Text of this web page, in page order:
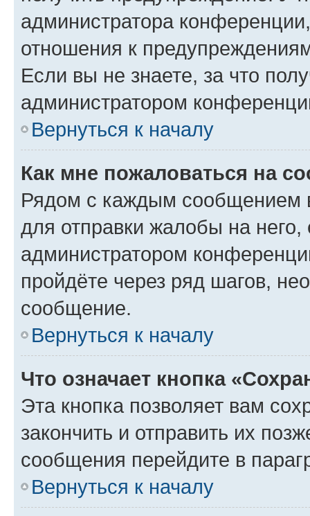
администратора
отношения к
Если вы не знаете, за что
администратором
Вернуться к началу
Как мне пожаловаться на
Рядом с каждым сообщением
для отправки жалобы на
администратором
пройдёте через ряд шагов,
сообщение.
Вернуться к началу
Что означает кнопка
Эта кнопка позволяет вам
закончить и отправить их
сообщения перейдите в
Вернуться к началу